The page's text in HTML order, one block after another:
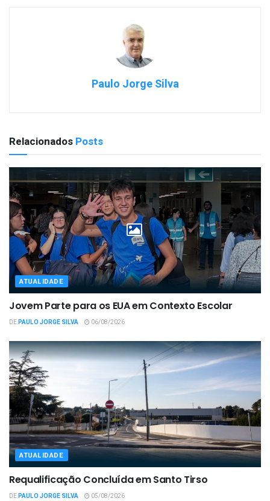
Paulo Jorge Silva
Relacionados Posts
ATUALIDADE
Jovem Parte para os EUA em Contexto Escolar
DEPAULO JORGE SILVA 06/08/2026
ATUALIDADE
Requalificação Concluída em Santo Tirso
DEPAULO JORGE SILVA 05/08/2026